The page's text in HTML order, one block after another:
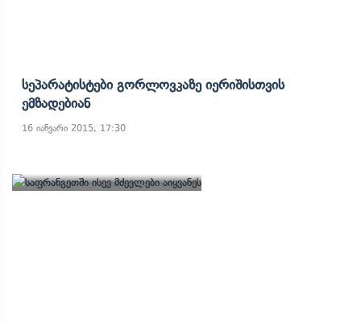
Სეპარატისტები Გორლოვკაზე Იერიშისთვის
Ემზადებიან
16 იანვარი 2015, 17:30